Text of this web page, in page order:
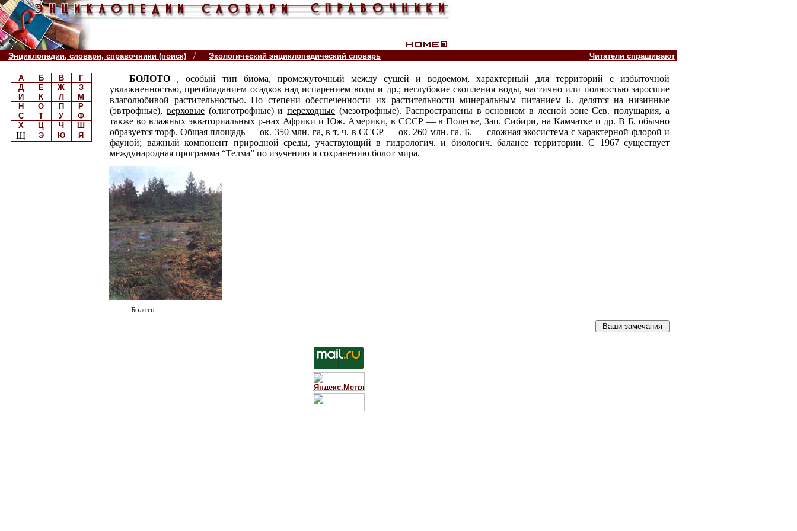
Энциклопедии, словари, справочники (поиск) / Экологический энциклопедический словарь Читатели спрашивают
А Б В
Г
Д
Е Ж
З
И
К Л
М
Н
О П
Р
С
Т У
Ф
Х
Ц Ч Ш
Щ Э Ю Я
БОЛОТО , особый тип биома, промежуточный между сушей и водоемом, характерный для территорий с избыточной
увлажненностью, преобладанием осадков над испарением воды и др.; неглубокие скопления воды, частично или полностью заросшие
влаголюбивой растительностью. По степени обеспеченности их растительности минеральным питанием Б. делятся на низинные
(эвтрофные), верховые(олиготрофные) ипереходные (мезотрофные). Распространены в основном в лесной зоне Сев. полушария, а
также во влажных экваториальных р-нах Африки и Юж. Америки, в СССР — в Полесье, Зап. Сибири, на Камчатке и др. В Б. обычно
образуется торф. Общая площадь — ок. 350 млн. га, в т. ч. в СССР — ок. 260 млн. га. Б. — сложная экосистема с характерной флорой и
фауной; важный компонент природной среды, участвующий в гидрологич. и биологич. балансе территории. С 1967 существует
международная программа “Телма” по изучению и сохранению болот мира.
Болото